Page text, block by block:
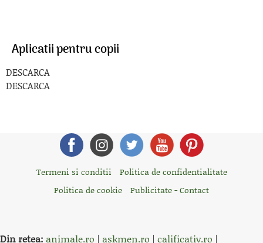
Aplicatii pentru copii
DESCARCA
DESCARCA
Termeni si conditii
Politica de confidentialitate
Politica de cookie
Publicitate - Contact
Din retea: animale.ro | askmen.ro | calificativ.ro |